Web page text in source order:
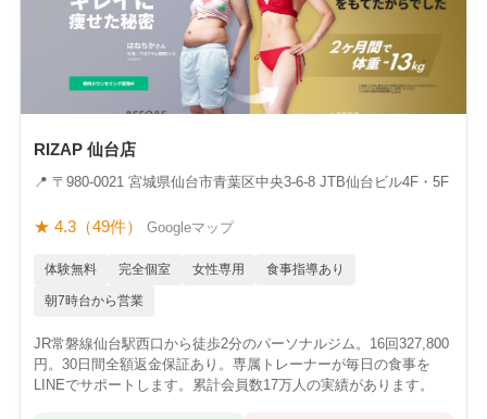
RIZAP 仙台店
📍 〒980-0021 宮城県仙台市青葉区中央3-6-8 JTB仙台ビル4F・5F
★ 4.3（49件） Googleマップ
体験無料 完全個室 女性専用 食事指導あり
朝7時台から営業
JR常磐線仙台駅西口から徒歩2分のパーソナルジム。16回327,800
円。30日間全額返金保証あり。専属トレーナーが毎日の食事を
LINEでサポートします。累計会員数17万人の実績があります。